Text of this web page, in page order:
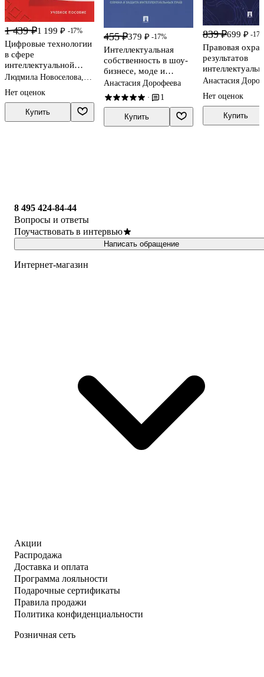
1 439 ₽1 199 ₽ -17%
Цифровые технологии
в сфере
интеллектуальной
собственности:
Людмила Новоселова,
Нет оценок
Купить
455 ₽379 ₽ -17%
Интеллектуальная
собственность в шоу-
бизнесе, моде и
спорте. Учебное
пособие
Анастасия Дорофеева
· 1
Купить
839 ₽699 ₽ -
Правовая
результатов
деятельности в
Монография
Анастасия
Нет оценок
Купить
8 495 424-84-44
Вопросы и ответы
Поучаствовать в интервью
Написать обращение
Интернет-магазин
Акции
Распродажа
Доставка и оплата
Программа лояльности
Подарочные сертификаты
Правила продажи
Политика конфиденциальности
Розничная сеть